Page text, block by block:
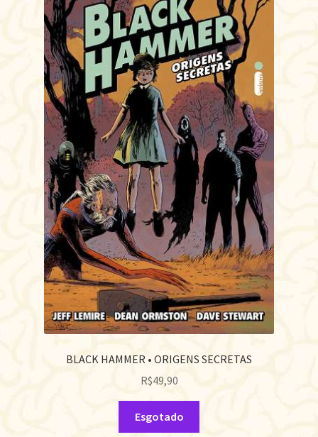
BLACK HAMMER • ORIGENS SECRETAS
R$49,90
Esgotado